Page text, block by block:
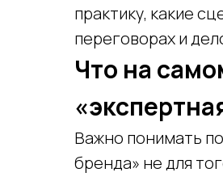
практику, какие
переговорах и
Что на
Важно понимать
бренда» не для